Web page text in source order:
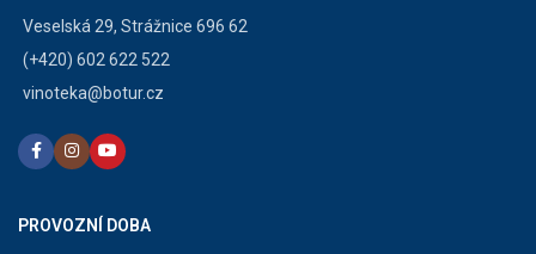
Veselská 29, Strážnice 696 62
(+420) 602 622 522
vinoteka@botur.cz
PROVOZNÍ DOBA